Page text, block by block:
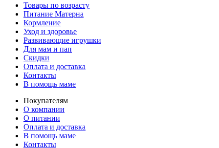
Товары по возрасту
Питание Матерна
Кормление
Уход и здоровье
Развивающие игрушки
Для мам и пап
Скидки
Оплата и доставка
Контакты
В помощь маме
Покупателям
О компании
О питании
Оплата и доставка
В помощь маме
Контакты